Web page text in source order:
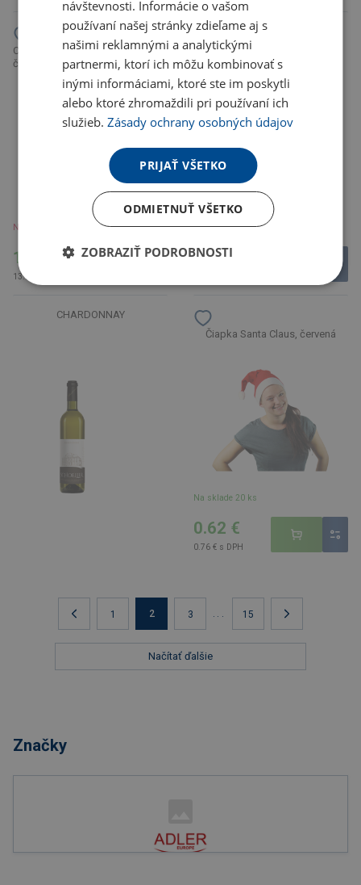
CAMPO TEA drevená krabička na
čaje
Nie je skladom
10.57 €
13.00 € s DPH
Chabag sypaný čaj, 40g - earl
grey, hnedá Natural
NOVINKA
U partnera 606 ks
6.70 €
CHARDONNAY
Čiapka Santa Claus, červená
Na sklade 20 ks
0.62 €
0.76 € s DPH
Načítať ďalšie
1 2 3 ... 15
Značky
návštevnosti. Informácie o vašom
používaní našej stránky zdieľame aj s
našimi reklamnými a analytickými
partnermi, ktorí ich môžu kombinovať s
inými informáciami, ktoré ste im poskytli
alebo ktoré zhromaždili pri používaní ich
služieb.Zásady ochrany osobných údajov
PRIJAŤ VŠETKO
ODMIETNUŤ VŠETKO
ZOBRAZIŤ PODROBNOSTI